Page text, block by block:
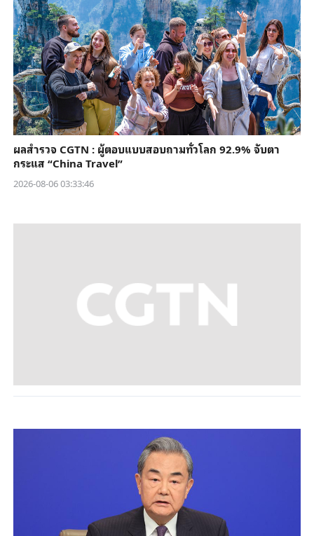
ผลสำรวจ CGTN : ผู้ตอบแบบสอบถามทั่วโลก 92.9% จับตา
กระแส “China Travel”
2026-08-06 03:33:46